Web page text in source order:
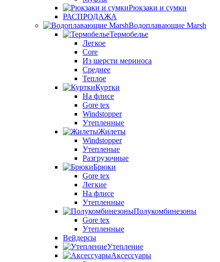
Рюкзаки и сумки
РАСПРОДАЖА
Водоплавающие Marsh
Термобелье
Легкое
Core
Из шерсти мериноса
Среднее
Теплое
Куртки
На флисе
Gore tex
Windstopper
Утепленные
Жилеты
Windstopper
Утепленые
Разгрузочные
Брюки
Gore tex
Легкие
На флисе
Утепленные
Полукомбинезоны
Gore tex
Утепленные
Вейдерсы
Утепление
Аксессуары